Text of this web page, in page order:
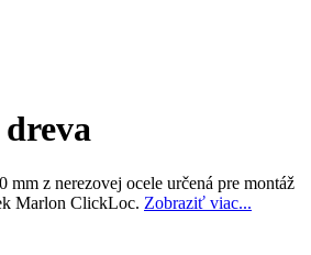
mm z nerezovej ocele určená pre montáž
Marlon ClickLoc. Zobraziť viac...